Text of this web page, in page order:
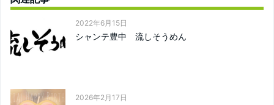
2022年6月15日
シャンテ豊中 流しそうめん
2026年2月17日